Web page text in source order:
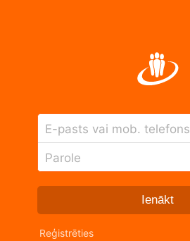
E-pasts vai mob. telefons
Parole
Ienākt
Reģistrēties